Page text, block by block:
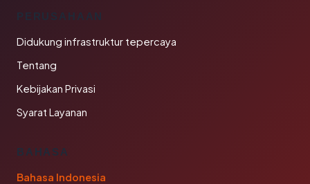
PERUSAHAAN
Didukung infrastruktur tepercaya
Tentang
Kebijakan Privasi
Syarat Layanan
BAHASA
Bahasa Indonesia